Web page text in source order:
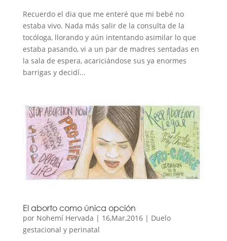
Recuerdo el dia que me enteré que mi bebé no
estaba vivo. Nada más salir de la consulta de la
tocóloga, llorando y aún intentando asimilar lo que
estaba pasando, vi a un par de madres sentadas en
la sala de espera, acariciándose sus ya enormes
barrigas y decidí...
El aborto como única opción
por Nohemí Hervada | 16,Mar,2016| Duelo
gestacional y perinatal